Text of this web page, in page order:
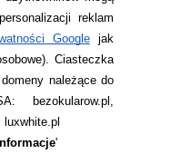
reklam
Googlejak
). Ciasteczka
należące do
bezokularow.pl,
'